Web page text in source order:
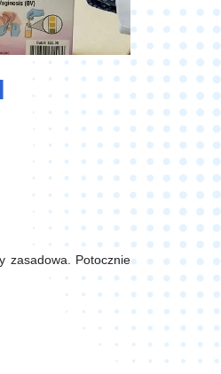
zasadowa. Potocznie